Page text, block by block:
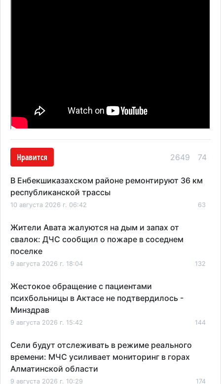
Нравится 2649 74
В Енбекшиказахском районе ремонтируют 36 км
республиканской трассы
10 августа 2026 г. 06:42 63
Жители Авата жалуются на дым и запах от
свалок: ДЧС сообщил о пожаре в соседнем
поселке
9 августа 2026 г. 18:04 132
Жестокое обращение с пациентами
психбольницы в Актасе не подтвердилось -
Минздрав
9 августа 2026 г. 15:42 144
Сели будут отслеживать в режиме реального
времени: МЧС усиливает мониторинг в горах
Алматинской области
9 августа 2026 г. 10:29 174